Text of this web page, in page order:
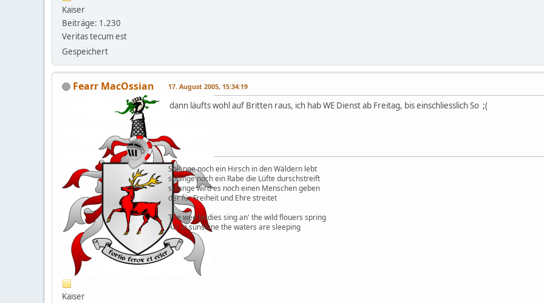
Kaiser
Beiträge: 1.230
Veritas tecum est
Gespeichert
Fearr MacOssian
Kaiser
17. August 2005, 15:34:19
dann läufts wohl auf Britten raus, ich hab WE Dienst ab Freitag, bis einschliesslich So ;(
Solange noch ein Hirsch in den Wäldern lebt
solange noch ein Rabe die Lüfte durschstreift
solange wird es noch einen Menschen geben
der für Freiheit und Ehre streitet
The wee birdies sing an' the wild flouers spring
An' in sunshine the waters are sleeping